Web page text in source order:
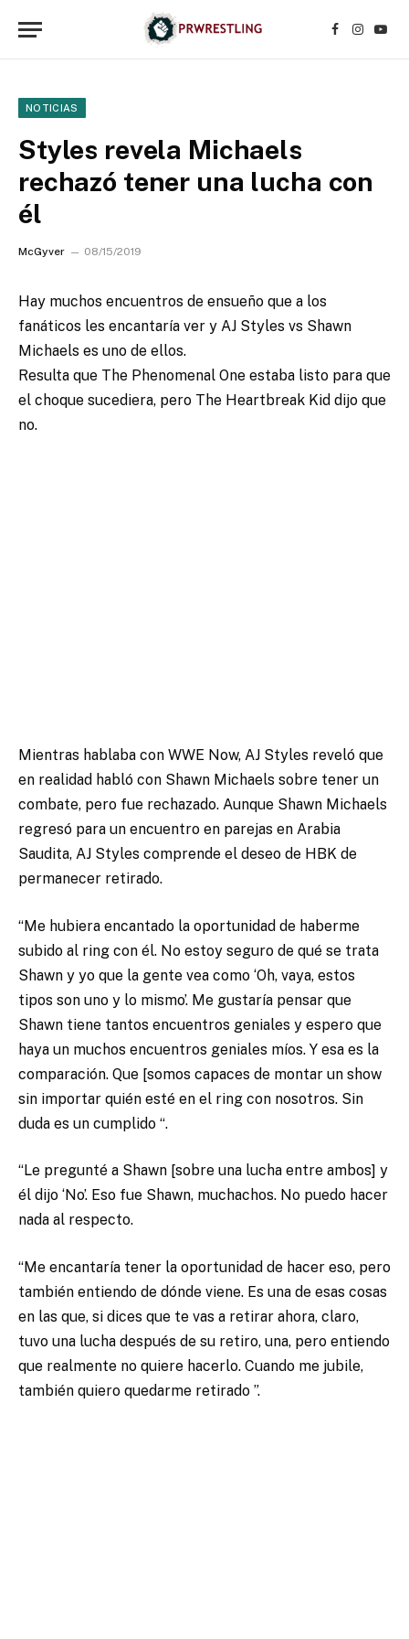
Facebook
NOTICIAS
Styles revela Michaels
rechazó tener una lucha con
él
McGyver 08/15/2019
Hay muchos encuentros de ensueño que a los
fanáticos les encantaría ver y AJ Styles vs Shawn
Michaels es uno de ellos.
Resulta que The Phenomenal One estaba listo para que
el choque sucediera, pero The Heartbreak Kid dijo que
no.
Mientras hablaba con WWE Now, AJ Styles reveló que
en realidad habló con Shawn Michaels sobre tener un
combate, pero fue rechazado. Aunque Shawn Michaels
regresó para un encuentro en parejas en Arabia
Saudita, AJ Styles comprende el deseo de HBK de
permanecer retirado.
“Me hubiera encantado la oportunidad de haberme
subido al ring con él. No estoy seguro de qué se trata
Shawn y yo que la gente vea como ‘Oh, vaya, estos
tipos son uno y lo mismo’. Me gustaría pensar que
Shawn tiene tantos encuentros geniales y espero que
haya un muchos encuentros geniales míos. Y esa es la
comparación. Que [somos capaces de montar un show
sin importar quién esté en el ring con nosotros. Sin
duda es un cumplido “.
“Le pregunté a Shawn [sobre una lucha entre ambos] y
él dijo ‘No’. Eso fue Shawn, muchachos. No puedo hacer
nada al respecto.
“Me encantaría tener la oportunidad de hacer eso, pero
también entiendo de dónde viene. Es una de esas cosas
en las que, si dices que te vas a retirar ahora, claro,
tuvo una lucha después de su retiro, una, pero entiendo
que realmente no quiere hacerlo. Cuando me jubile,
también quiero quedarme retirado ”.